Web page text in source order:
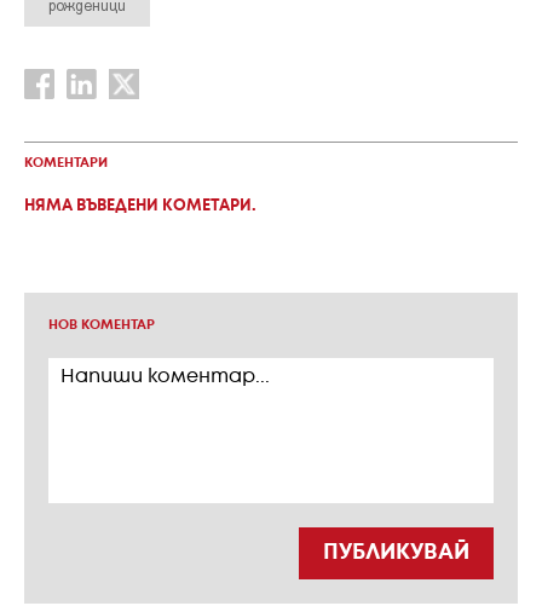
рожденици
КОМЕНТАРИ
НЯМА ВЪВЕДЕНИ КОМЕТАРИ.
НОВ КОМЕНТАР
ПУБЛИКУВАЙ